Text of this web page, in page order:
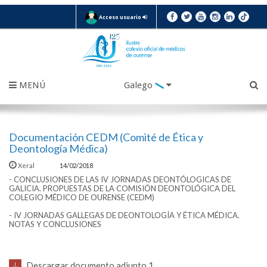
Acceso usuario
MENÚ Galego
Documentación CEDM (Comité de Ética y
Deontología Médica)
Xeral 14/02/2018
- CONCLUSIONES DE LAS IV JORNADAS DEONTÓLOGICAS DE
GALICIA. PROPUESTAS DE LA COMISIÓN DEONTOLÓGICA DEL
COLEGIO MÉDICO DE OURENSE (CEDM)
- IV JORNADAS GALLEGAS DE DEONTOLOGÍA Y ÉTICA MÉDICA.
NOTAS Y CONCLUSIONES